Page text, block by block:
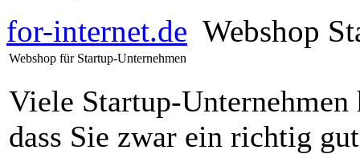
for-internet.de Webshop
Webshop für Startup-Unternehmen
Viele Startup-Unternehmen
dass Sie zwar ein richtig